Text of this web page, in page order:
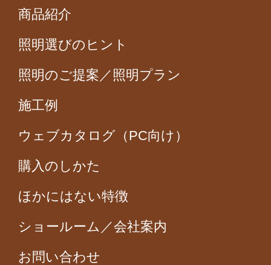
商品紹介
照明選びのヒント
照明のご提案／照明プラン
施工例
ウェブカタログ（PC向け）
購入のしかた
ほかにはない特徴
ショールーム／会社案内
お問い合わせ